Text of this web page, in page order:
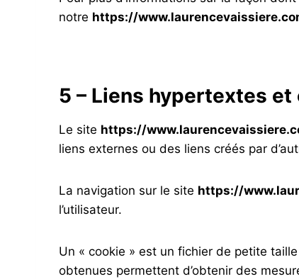
notre https://
5 – Liens hypertextes et
Le site https://
liens externes ou des liens créés par
La navigation sur le site https://
l’utilisateur.
Un « cookie » est un fichier de petite
obtenues permettent d’obtenir des